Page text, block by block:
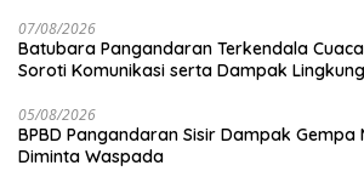
07/08/2026
Batubara Pangandaran Terkendala
Soroti Komunikasi serta Dampak
05/08/2026
BPBD Pangandaran Sisir Dampak Gempa
Diminta Waspada